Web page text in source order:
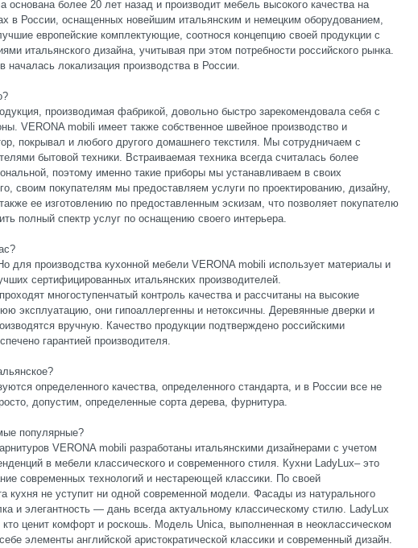
основана более 20 лет назад и производит мебель высокого качества на
в России, оснащенных новейшим итальянским и немецким оборудованием,
европейские комплектующие, соотнося концепцию своей продукции с
итальянского дизайна, учитывая при этом потребности российского рынка.
началась локализация производства в России.
производимая фабрикой, довольно быстро зарекомендовала себя с
VERONA mobili имеет также собственное швейное производство и
покрывал и любого другого домашнего текстиля. Мы сотрудничаем с
бытовой техники. Встраиваемая техника всегда считалась более
поэтому именно такие приборы мы устанавливаем в своих
своим покупателям мы предоставляем услуги по проектированию, дизайну,
ее изготовлению по предоставленным эскизам, что позволяет покупателю
полный спектр услуг по оснащению своего интерьера.
для производства кухонной мебели VERONA mobili использует материалы и
сертифицированных итальянских производителей.
многоступенчатый контроль качества и рассчитаны на высокие
эксплуатацию, они гипоаллергенны и нетоксичны. Деревянные дверки и
вручную. Качество продукции подтверждено российскими
гарантией производителя.
определенного качества, определенного стандарта, и в России все не
допустим, определенные сорта дерева, фурнитура.
популярные?
VERONA mobili разработаны итальянскими дизайнерами с учетом
в мебели классического и современного стиля. Кухни LadyLux– это
современных технологий и нестареющей классики. По своей
кухня не уступит ни одной современной модели. Фасады из натурального
и элегантность — дань всегда актуальному классическому стилю. LadyLux
ценит комфорт и роскошь. Модель Unica, выполненная в неоклассическом
элементы английской аристократической классики и современный дизайн.